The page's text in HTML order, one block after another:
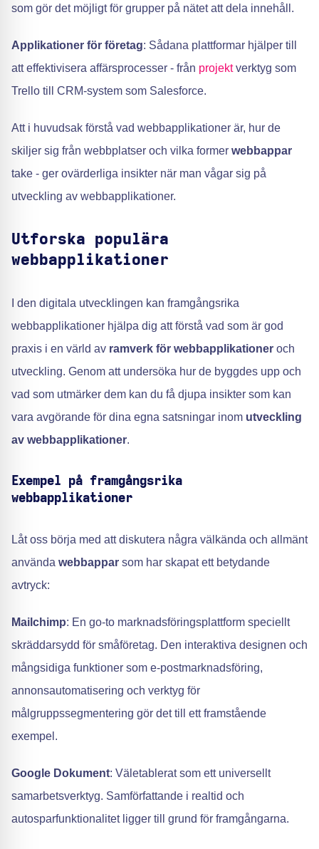
som gör det möjligt för grupper på nätet att dela innehåll.
Applikationer för företag: Sådana plattformar hjälper till
att effektivisera affärsprocesser - från projektverktyg som
Trello till CRM-system som Salesforce.
Att i huvudsak förstå vad webbapplikationer är, hur de
skiljer sig från webbplatser och vilka former webbappar
take - ger ovärderliga insikter när man vågar sig på
utveckling av webbapplikationer.
Utforska populära
webbapplikationer
I den digitala utvecklingen kan framgångsrika
webbapplikationer hjälpa dig att förstå vad som är god
praxis i en värld av ramverk för webbapplikationer och
utveckling. Genom att undersöka hur de byggdes upp och
vad som utmärker dem kan du få djupa insikter som kan
vara avgörande för dina egna satsningar inom utveckling
av webbapplikationer.
Exempel på framgångsrika
webbapplikationer
Låt oss börja med att diskutera några välkända och allmänt
använda webbappar som har skapat ett betydande
avtryck:
Mailchimp: En go-to marknadsföringsplattform speciellt
skräddarsydd för småföretag. Den interaktiva designen och
mångsidiga funktioner som e-postmarknadsföring,
annonsautomatisering och verktyg för
målgruppssegmentering gör det till ett framstående
exempel.
Google Dokument: Väletablerat som ett universellt
samarbetsverktyg. Samförfattande i realtid och
autosparfunktionalitet ligger till grund för framgångarna.